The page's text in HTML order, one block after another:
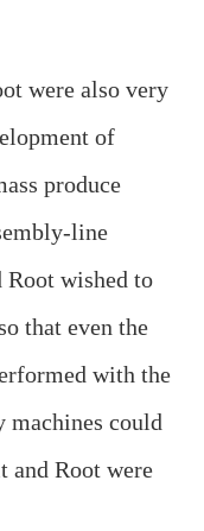
were also very
of
produce
line
wished to
that even the
with the
machines could
and Root were